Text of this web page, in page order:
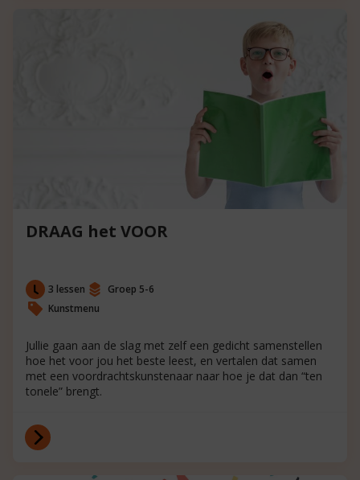
DRAAG het VOOR
3 lessen
Groep 5-6
Kunstmenu
Jullie gaan aan de slag met zelf een gedicht samenstellen
hoe het voor jou het beste leest, en vertalen dat samen
met een voordrachtskunstenaar naar hoe je dat dan “ten
tonele” brengt.